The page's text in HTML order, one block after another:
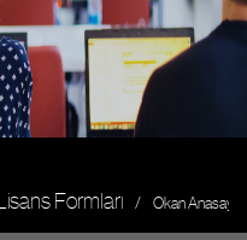
Formları Okan Anasayfa